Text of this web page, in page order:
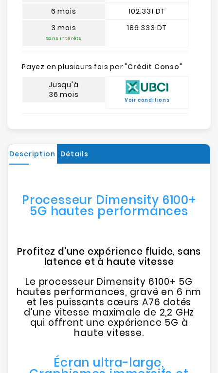
6 mois
3 mois
Sans intérêts
102.331 DT
186.333 DT
Payez en plusieurs fois par "Crédit Conso"
Jusqu'à
36 mois
Voir conditions
Description Détails
Processeur Dimensity 6100+
5G hautes performances
Profitez d'une expérience fluide, sans
latence et à haute vitesse
Le processeur Dimensity 6100+ 5G
hautes performances, gravé en 6 nm
et les puissants cœurs A76 dotés
d'une vitesse maximale de 2,2 GHz
qui offrent une expérience 5G à
haute vitesse.
Écran ultra-large,